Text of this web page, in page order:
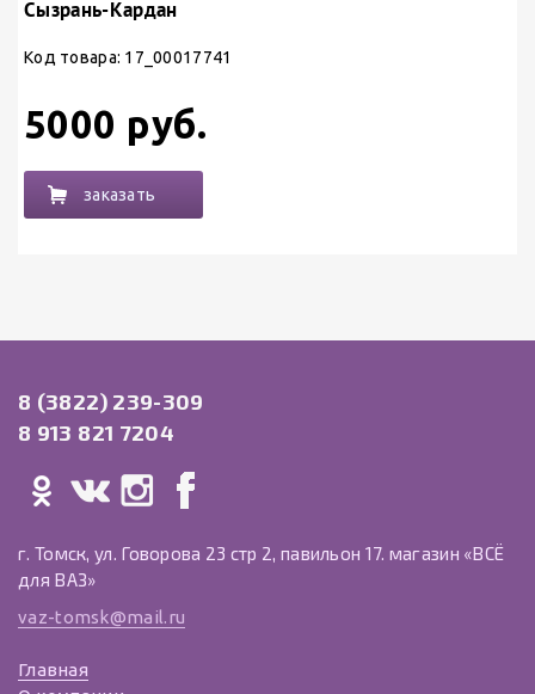
Сызрань-Кардан
Код товара: 17_00017741
5000 руб.
заказать
8 (3822) 239-309
8 913 821 7204
г. Томск, ул. Говорова 23 стр 2, павильон 17. магазин «ВСЁ
для ВАЗ»
vaz-tomsk@mail.ru
Главная